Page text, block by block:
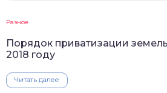
Разное
Порядок приватизации
2018 году
Читать далее